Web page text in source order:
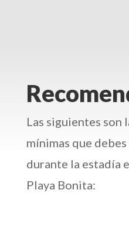
Las siguientes son
mínimas que
durante la estadía
Playa Bonita: